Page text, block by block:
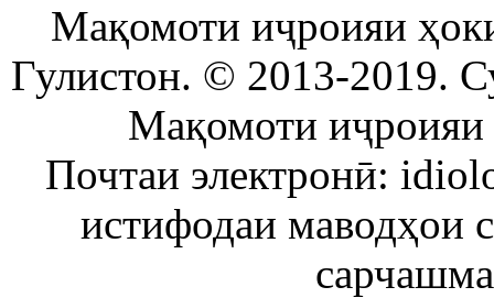
Мақомоти иҷроияи
Гулистон. © 2013-2019.
Мақомоти иҷроияи
Почтаи электронӣ:
истифодаи маводҳои